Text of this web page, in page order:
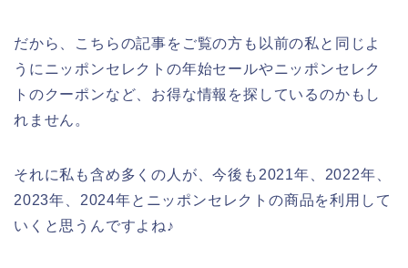
だから、こちらの記事をご覧の方も以前の私と同じよ
うにニッポンセレクトの年始セールやニッポンセレク
トのクーポンなど、お得な情報を探しているのかもし
れません。
それに私も含め多くの人が、今後も2021年、2022年、
2023年、2024年とニッポンセレクトの商品を利用して
いくと思うんですよね♪